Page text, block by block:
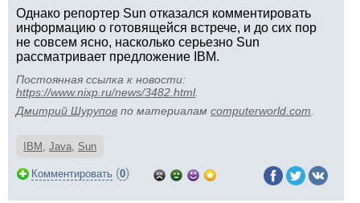
Однако репортер Sun отказался комментировать
информацию о готовящейся встрече, и до сих пор
не совсем ясно, насколько серьезно Sun
рассматривает предложение IBM.
Постоянная ссылка к новости:
https://www.nixp.ru/news/3482.html.
Дмитрий Шурупов по материалам computerworld.com
IBM , Java, Sun
Комментировать (0)